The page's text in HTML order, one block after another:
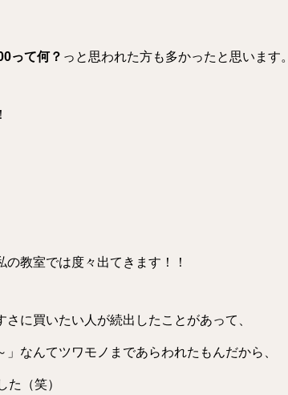
って何？ っと思われた方も多かったと思います。
教室では度々出てきます！！
に買いたい人が続出したことがあって、
」なんてツワモノまであらわれたもんだから、
た（笑）